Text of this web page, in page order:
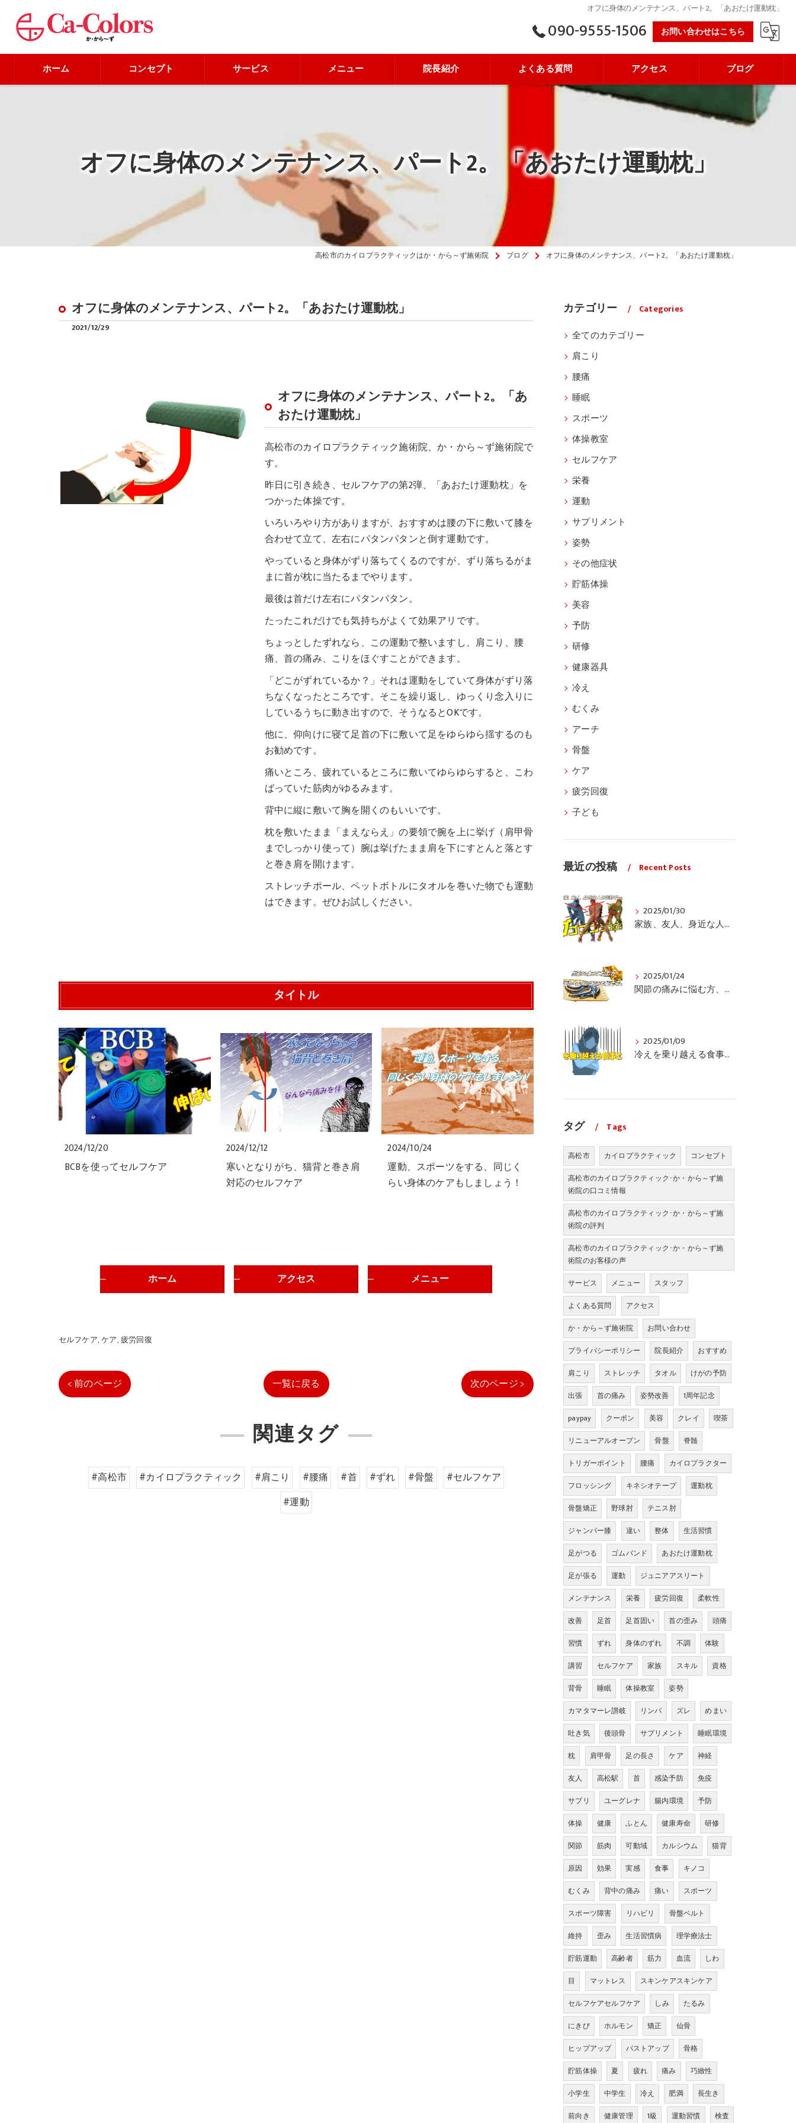
オフに身体のメンテナンス、パート2。「あおたけ運動枕」
090-9555-1506 お問い合わせはこちら
ホーム コンセプト サービス メニュー 院長紹介 よくある質問 アクセス ブログ
オフに身体のメンテナンス、パート2。「あおたけ運動枕」
高松市のカイロプラクティックはか・から～ず施術院 ブログ オフに身体のメンテナンス、パート2。「あおたけ運動枕」
オフに身体のメンテナンス、パート2。「あおたけ運動枕」
2021/12/29
オフに身体のメンテナンス、パート2。「あ
おたけ運動枕」
高松市のカイロプラクティック施術院、か・から～ず施術院で
す。
昨日に引き続き、セルフケアの第2弾、「あおたけ運動枕」を
つかった体操です。
いろいろやり方がありますが、おすすめは腰の下に敷いて膝を
合わせて立て、左右にパタンパタンと倒す運動です。
やっていると身体がずり落ちてくるのですが、ずり落ちるがま
まに首が枕に当たるまでやります。
最後は首だけ左右にパタンパタン。
たったこれだけでも気持ちがよくて効果アリです。
ちょっとしたずれなら、この運動で整いますし、肩こり、腰
痛、首の痛み、こりをほぐすことができます。
「どこがずれているか？」それは運動をしていて身体がずり落
ちなくなったところです。そこを繰り返し、ゆっくり念入りに
しているうちに動き出すので、そうなるとOKです。
他に、仰向けに寝て足首の下に敷いて足をゆらゆら揺するのも
お勧めです。
痛いところ、疲れているところに敷いてゆらゆらすると、こわ
ばっていた筋肉がゆるみます。
背中に縦に敷いて胸を開くのもいいです。
枕を敷いたまま「まえならえ」の要領で腕を上に挙げ（肩甲骨
までしっかり使って）腕は挙げたまま肩を下にすとんと落とす
と巻き肩を開けます。
ストレッチポール、ペットボトルにタオルを巻いた物でも運動
はできます。ぜひお試しください。
タイトル
2024/12/20
BCBを使ってセルフケア
2024/12/12
寒いとなりがち、猫背と巻き肩
対応のセルフケア
2024/10/24
運動、スポーツをする、同じく
らい身体のケアもしましょう！
ホーム アクセス メニュー
セルフケア ケア 疲労回復
< 前のページ 一覧に戻る 次のページ >
関連タグ
#高松市 #カイロプラクティック #肩こり #腰痛 #首 #ずれ #骨盤
#セルフケア
#運動
カテゴリー Categories
全てのカテゴリー
肩こり
腰痛
睡眠
スポーツ
体操教室
セルフケア
栄養
運動
サプリメント
姿勢
その他症状
貯筋体操
美容
予防
研修
健康器具
冷え
むくみ
アーチ
骨盤
ケア
疲労回復
子ども
最近の投稿 Recent Posts
2025/01/30
家族、友人、身近な人の姿勢をちょっと見てみませんか？
2025/01/24
関節の痛みに悩む方、栄養面からの取り組みも重要ですよ！
2025/01/09
冷えを乗り越える食事と運動
タグ Tags
高松市 カイロプラクティック
コンセプト
高松市のカイロプラクティック･か・から～ず施
術院の口コミ情報
高松市のカイロプラクティック･か・から～ず施
術院の評判
高松市のカイロプラクティック･か・から～ず施
術院のお客様の声
サービス
メニュー
スタッフ
よくある質問
アクセス
か・から～ず施術院
お問い合わせ
プライバシーポリシー
院長紹介
おすすめ
肩こり
ストレッチ タオル
けがの予防
出張
首の痛み 姿勢改善
1周年記念
paypay
クーポン 美容 クレイ
喫茶
リニューアルオープン
骨盤
脊髄
トリガーポイント
腰痛
カイロプラクター
フロッシング
キネシオテープ
運動枕
骨盤矯正
野球肘
テニス肘
ジャンパー膝
違い 整体
生活習慣
足がつる
ゴムバンド
あおたけ運動枕
足が張る
運動
ジュニアアスリート
メンテナンス
栄養 疲労回復
柔軟性
改善
足首 足首固い 首の歪み
頭痛
習慣
ずれ 身体のずれ 不調
体験
講習
セルフケア 家族 スキル
資格
背骨
睡眠 体操教室
姿勢
カマタマーレ讃岐
リンパ ズレ
めまい
吐き気
後頭骨 サプリメント
睡眠環境
枕
肩甲骨 足の長さ ケア
神経
友人
高松駅 首 感染予防
免疫
サプリ
ユーグレナ 腸内環境
予防
体操
健康 ふとん 健康寿命
研修
関節
筋肉 可動域 カルシウム
猫背
原因
効果 実感 食事
キノコ
むくみ
背中の痛み 痛い
スポーツ
スポーツ障害
リハビリ
骨盤ベルト
維持
歪み 生活習慣病
理学療法士
貯筋運動
高齢者 筋力 血流
しわ
目
マットレス
スキンケアスキンケア
セルフケアセルフケア
しみ
たるみ
にきび
ホルモン 矯正
仙骨
ヒップアップ
バストアップ
骨格
貯筋体操
夏 疲れ 痛み
巧緻性
小学生
中学生 冷え 肥満
長生き
前向き
健康管理 1級 運動習慣 検査